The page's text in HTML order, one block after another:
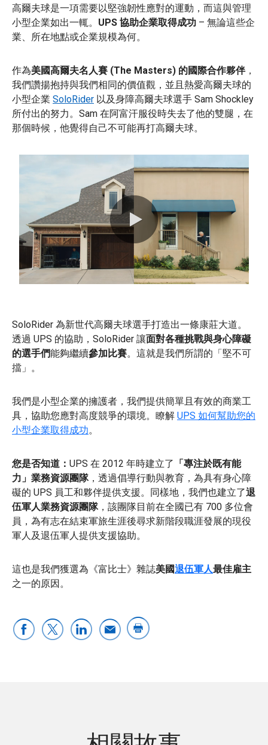
高爾夫球是一項需要以堅強韌性應對的運動，而這與管理
小型企業如出一輒。 UPS 協助企業取得成功 – 無論這些企
業、所在地點或企業規模為何。
作為美國高爾夫名人賽 (The Masters) 的國際合作夥伴，
我們讚揚抱持與我們相同的價值觀，並且熱愛高爾夫球的
小型企業 SoloRider 以及身障高爾夫球選手 Sam Shockley
所付出的努力。Sam 在阿富汗服役時失去了他的雙腿，在
那個時候，他覺得自己不可能再打高爾夫球。
0:00 / 0:45
SoloRider 為新世代高爾夫球選手打造出一條康莊大道。
透過 UPS 的協助，SoloRider 讓面對各種挑戰與身心障礙
的選手們能夠繼續參加比賽。這就是我們所謂的「堅不可
擋」。
我們是小型企業的擁護者，我們提供簡單且有效的商業工
具，協助您應對高度競爭的環境。瞭解 UPS 如何幫助您的
小型企業取得成功。
您是否知道： UPS 在 2012 年時建立了 「專注於既有能
力」業務資源團隊，透過倡導行動與教育，為具有身心障
礙的 UPS 員工和夥伴提供支援。同樣地，我們也建立了退
伍軍人業務資源團隊，該團隊目前在全國已有 700 多位會
員，為有志在結束軍旅生涯後尋求新階段職涯發展的現役
軍人及退伍軍人提供支援協助。
這也是我們獲選為《富比士》雜誌美國退伍軍人最佳雇主
之一的原因。